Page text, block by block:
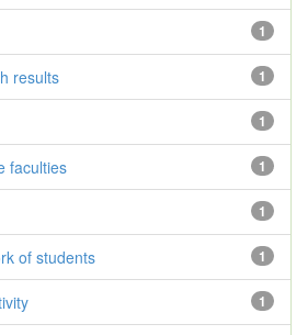
1
1
results
1
1
faculties
1
1
of students
1